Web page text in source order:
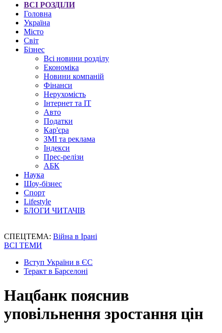
ВСІ РОЗДІЛИ
Головна
Україна
Місто
Світ
Бізнес
Всі новини розділу
Економіка
Новини компаній
Фінанси
Нерухомість
Інтернет та IT
Авто
Податки
Кар'єра
ЗМІ та реклама
Індекси
Прес-релізи
АБК
Наука
Шоу-бізнес
Спорт
Lifestyle
БЛОГИ ЧИТАЧІВ
СПЕЦТЕМА: Війна в Ірані
ВСІ ТЕМИ
Вступ України в ЄС
Теракт в Барселоні
Нацбанк пояснив
уповільнення зростання цін